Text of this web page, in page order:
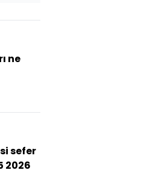
ne
sefer
2026